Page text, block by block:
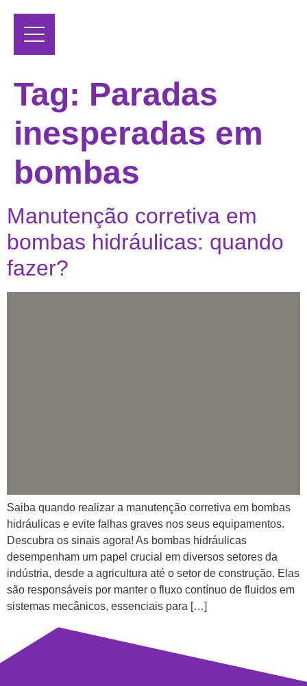
Tag: Paradas
inesperadas em
bombas
Manutenção corretiva em
bombas hidráulicas: quando
fazer?
Saiba quando realizar a manutenção corretiva em bombas
hidráulicas e evite falhas graves nos seus equipamentos.
Descubra os sinais agora! As bombas hidráulicas
desempenham um papel crucial em diversos setores da
indústria, desde a agricultura até o setor de construção. Elas
são responsáveis por manter o fluxo contínuo de fluidos em
sistemas mecânicos, essenciais para […]